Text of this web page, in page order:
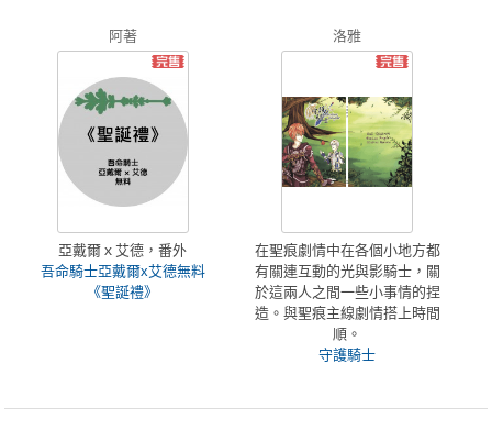
阿著
亞戴爾ｘ艾德，番外
吾命騎士亞戴爾x艾德無料
《聖誕禮》
洛雅
在聖痕劇情中在各個小地方都
有關連互動的光與影騎士，關
於這兩人之間一些小事情的捏
造。與聖痕主線劇情搭上時間
順。
守護騎士